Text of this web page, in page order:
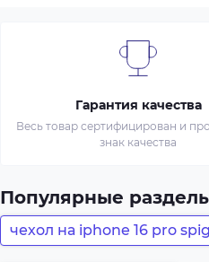
Гарантия качества
Весь товар сертифицирован и
знак качества
Популярные
чехол на iphone 16 pro